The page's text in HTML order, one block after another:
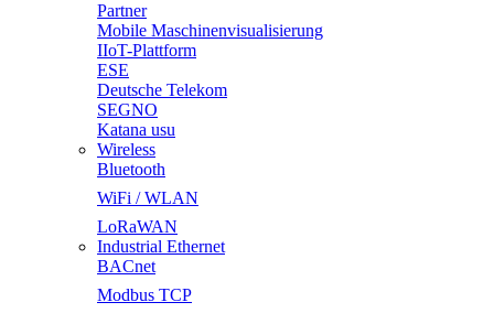
Partner
Mobile Maschinenvisualisierung
IIoT-Plattform
ESE
Deutsche Telekom
SEGNO
Katana usu
Wireless
Bluetooth
WiFi / WLAN
LoRaWAN
Industrial Ethernet
BACnet
Modbus TCP